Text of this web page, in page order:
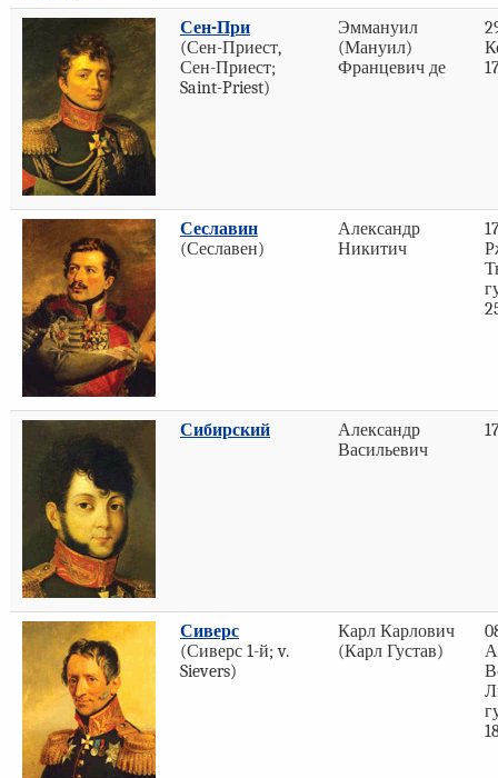
Сен-При
(Сен-Приест,
Сен-Приест;
Saint-Priest)
Эммануил
(Мануил)
Францевич де
Сеславин
(Сеславен)
Александр
Никитич
Сибирский
Александр
Васильевич
Сиверс
(Сиверс 1-й; v.
Sievers)
Карл Карлович
(Карл Густав)